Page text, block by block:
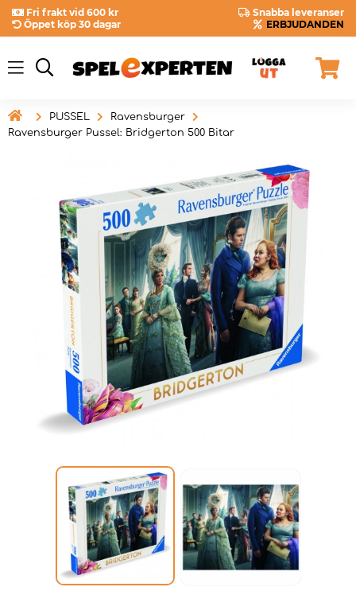
Fri frakt vid 600 kr
Snabba leveranser
Öppet köp 30 dagar
ERBJUDANDEN
 PUSSEL
Ravensburger
Ravensburger Pussel: Bridgerton 500 Bitar